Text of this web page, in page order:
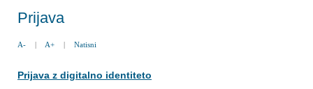
Prijava
A- | A+ | Natisni
Prijava z digitalno identiteto